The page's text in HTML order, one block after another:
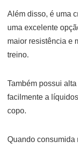
Além disso, é uma
uma excelente
maior resistência e
treino.
Também possui
facilmente a
copo.
Quando consumida